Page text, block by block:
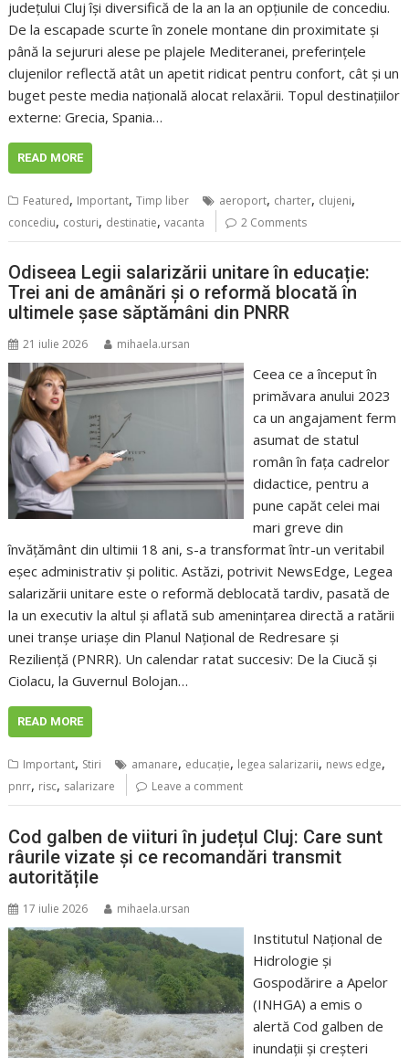
județului Cluj își diversifică de la an la an opțiunile de concediu.
De la escapade scurte în zonele montane din proximitate și
până la sejururi alese pe plajele Mediteranei, preferințele
clujenilor reflectă atât un apetit ridicat pentru confort, cât și un
buget peste media națională alocat relaxării. Topul destinațiilor
externe: Grecia, Spania…
READ MORE
Featured, Important,Timp liber aeroport, charter, clujeni,
concediu, costuri, destinatie,vacanta 2 Comments
Odiseea Legii salarizării unitare în educație:
Trei ani de amânări și o reformă blocată în
ultimele șase săptămâni din PNRR
21 iulie 2026 mihaela.ursan
Ceea ce a început în
primăvara anului 2023
ca un angajament ferm
asumat de statul
român în fața cadrelor
didactice, pentru a
pune capăt celei mai
mari greve din
învățământ din ultimii 18 ani, s-a transformat într-un veritabil
eșec administrativ și politic. Astăzi, potrivit NewsEdge, Legea
salarizării unitare este o reformă deblocată tardiv, pasată de
la un executiv la altul și aflată sub amenințarea directă a ratării
unei tranșe uriașe din Planul Național de Redresare și
Reziliență (PNRR). Un calendar ratat succesiv: De la Ciucă și
Ciolacu, la Guvernul Bolojan…
READ MORE
Important, Stiri amanare, educaţie, legea salarizarii, news edge,
pnrr, risc, salarizare Leave a comment
Cod galben de viituri în județul Cluj: Care sunt
râurile vizate și ce recomandări transmit
autoritățile
17 iulie 2026 mihaela.ursan
Institutul Național de
Hidrologie și
Gospodărire a Apelor
(INHGA) a emis o
alertă Cod galben de
inundații și creșteri